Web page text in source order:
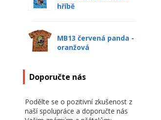
hříbě
MB13 červená panda -
oranžová
Doporučte nás
Podělte se o pozitivní zkušenost z
naší spolupráce a doporučte nás